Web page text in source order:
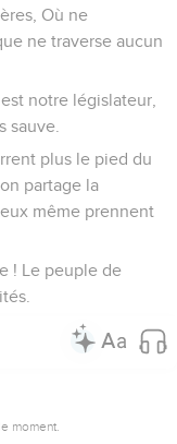
desséchée en
de gîte aux
Qu'on appellera la
pour eux seuls ;
ne pourront
féroce ne la
y marcheront.
Ils iront à Sion avec
couronnera leur